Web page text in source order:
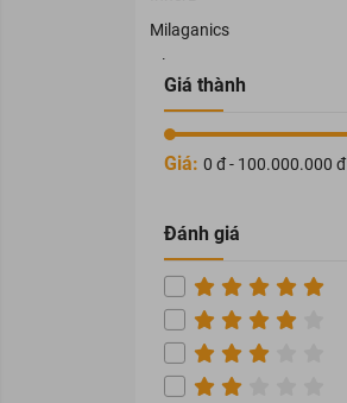
Milaganics
Olay
Physiogel
OHUI
NAMHAPHARMA
HATAPHAR
VEDETTE
THORAKAO
COCOON
Giá thành
Giá: 0 đ - 100.000.000 đ
Đánh giá